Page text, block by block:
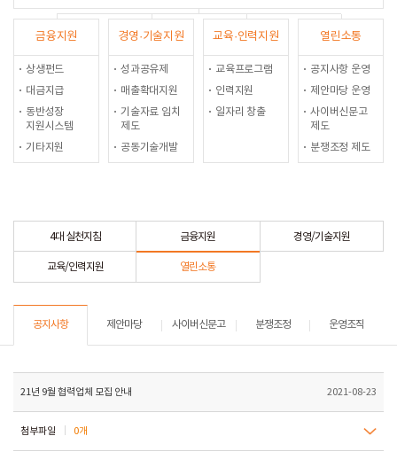
금융지원 경영·기술지원 교육·인력지원 열린소통
상생펀드
대금지급
동반성장
지원시스템
기타지원
성과공유제
매출확대지원
기술자료 임치
제도
공동기술개발
교육프로그램
인력지원
일자리 창출
공지사항 운영
제안마당 운영
사이버신문고
제도
분쟁조정 제도
4대 실천지침 금융지원 경영/기술지원
교육/인력지원 열린소통
공지사항 제안마당 사이버신문고 분쟁조정 운영조직
21년 9월 협력업체 모집 안내 2021-08-23
첨부파일 0개